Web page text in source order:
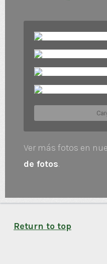
Ver más fotos en
de fotos.
Return to top